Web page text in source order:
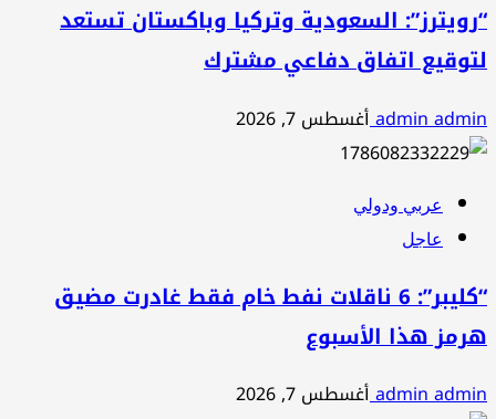
“رويترز”: السعودية وتركيا وباكستان تستعد
لتوقيع اتفاق دفاعي مشترك
admin adminأغسطس 7, 2026
عربي ودولي
عاجل
“كليبر”: 6 ناقلات نفط خام فقط غادرت مضيق
هرمز هذا الأسبوع
admin adminأغسطس 7, 2026